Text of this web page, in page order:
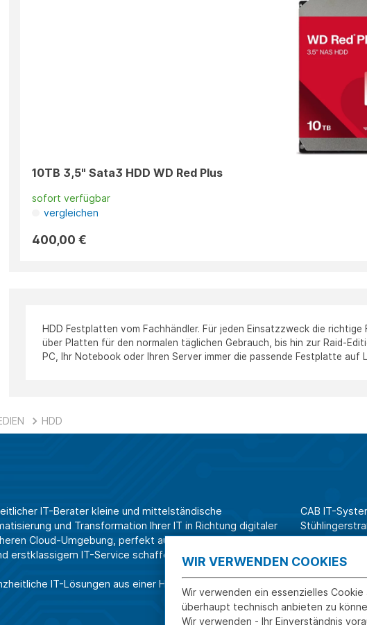
10TB 3,5" Sata3 HDD WD Red Plus
sofort verfügbar
vergleichen
400,00 €
HDD Festplatten vom Fachhändler. Für jeden Einsatzzweck die
über Platten für den normalen täglichen Gebrauch, bis hin zur Raid-
PC, Ihr Notebook oder Ihren Server immer die passende Festplatte auf
HDD
IT-Berater kleine und mittelständische
und Transformation Ihrer IT in Richtung digitaler
Cloud-Umgebung, perfekt aufeinander
erstklassigem IT-Service schaffen wir Effizienz am
IT-Lösungen aus einer Hand.
CAB IT-
79106
Tel. Shop für
WIR VERWENDEN COOKIES
Wir verwenden ein essenzielles
überhaupt technisch anbieten zu
Wir verwenden - Ihr Einverständnis